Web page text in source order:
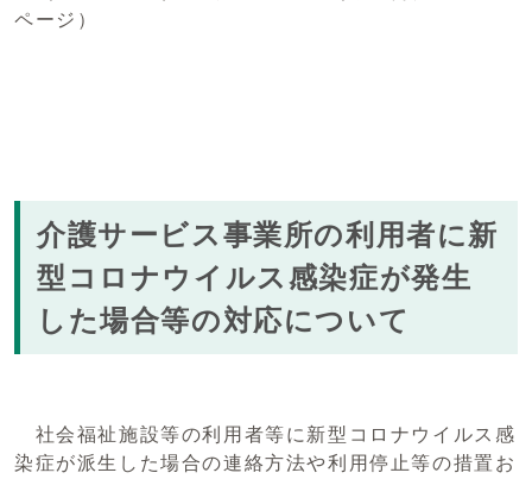
ページ）
介護サービス事業所の利用者に新
型コロナウイルス感染症が発生
した場合等の対応について
社会福祉施設等の利用者等に新型コロナウイルス感
染症が派生した場合の連絡方法や利用停止等の措置お